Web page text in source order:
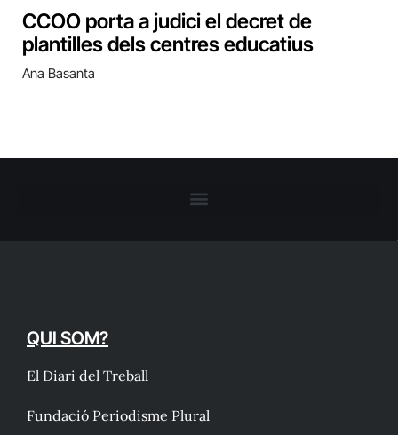
CCOO porta a judici el decret de
plantilles dels centres educatius
Ana Basanta
QUI SOM?
El Diari del Treball
Fundació Periodisme Plural